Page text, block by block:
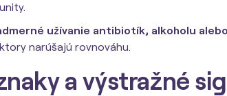
užívanie antibiotík, alkoholu
narúšajú rovnováhu.
a výstražné